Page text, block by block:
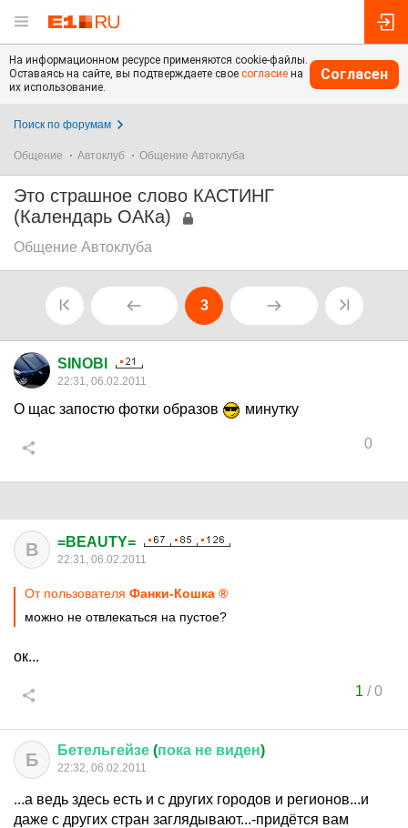
На информационном ресурсе применяются cookie-файлы.
Оставаясь на сайте, вы подтверждаете свое согласие на
их использование.
Согласен
Поиск по форумам
Общение Автоклуб Общение Автоклуба
Это страшное слово КАСТИНГ
(Календарь ОАКа)
Общение Автоклуба
3
SINOBI
22:31, 06.02.2011
О щас запостю фотки образов минутку
0
B =BEAUTY=
22:31, 06.02.2011
От пользователя Фанки-Кошка ®
можно не отвлекаться на пустое?
ок...
1 /0
Б Бетельгейзе (пока не виден)
22:32, 06.02.2011
...а ведь здесь есть и с других городов и регионов...и
даже с других стран заглядывают...-придётся вам